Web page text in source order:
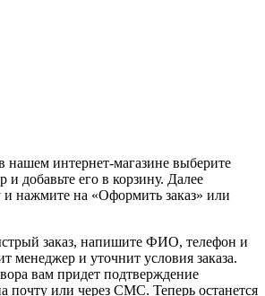
нашем интернет-магазине выберите
добавьте его в корзину. Далее
и нажмите на «Оформить заказ» или
заказ, напишите ФИО, телефон и
менеджер и уточнит условия заказа.
вам придет подтверждение
почту или через СМС. Теперь останется